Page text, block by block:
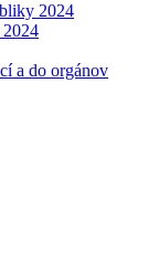
2024
a do orgánov